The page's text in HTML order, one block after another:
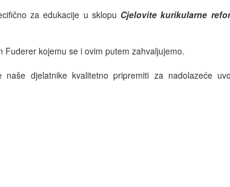
za edukacije u sklopu Cjelovite kurikularne
kojemu se i ovim putem zahvaljujemo.
djelatnike kvalitetno pripremiti za nadolazeće